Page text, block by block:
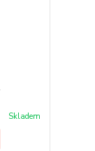
Skladem